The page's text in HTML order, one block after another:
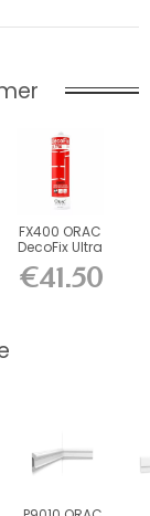
FX400 ORAC
DecoFix Ultra
€41.50